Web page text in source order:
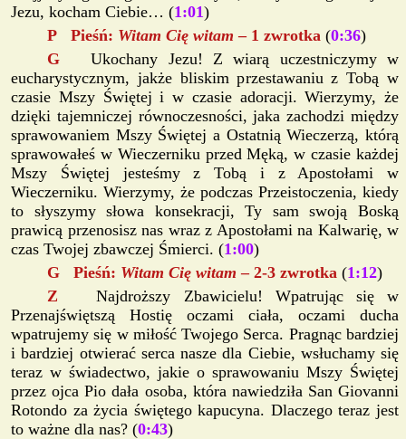
Jezu, kocham Ciebie… (1:01)
P Pieśń: Witam Cię witam– 1 zwrotka (0:36)
GUkochany Jezu! Z wiarą uczestniczymy w
eucharystycznym, jakże bliskim przestawaniu z Tobą w
czasie Mszy Świętej i w czasie adoracji. Wierzymy, że
dzięki tajemniczej równoczesności, jaka zachodzi między
sprawowaniem Mszy Świętej a Ostatnią Wieczerzą, którą
sprawowałeś w Wieczerniku przed Męką, w czasie każdej
Mszy Świętej jesteśmy z Tobą i z Apostołami w
Wieczerniku. Wierzymy, że podczas Przeistoczenia, kiedy
to słyszymy słowa konsekracji, Ty sam swoją Boską
prawicą przenosisz nas wraz z Apostołami na Kalwarię, w
czas Twojej zbawczej Śmierci. (1:00)
G Pieśń: Witam Cię witam– 2-3 zwrotka (1:12)
ZNajdroższy Zbawicielu! Wpatrując się w
Przenajświętszą Hostię oczami ciała, oczami ducha
wpatrujemy się w miłość Twojego Serca. Pragnąc bardziej
i bardziej otwierać serca nasze dla Ciebie, wsłuchamy się
teraz w świadectwo, jakie o sprawowaniu Mszy Świętej
przez ojca Pio dała osoba, która nawiedziła San Giovanni
Rotondo za życia świętego kapucyna. Dlaczego teraz jest
to ważne dla nas? (0:43)